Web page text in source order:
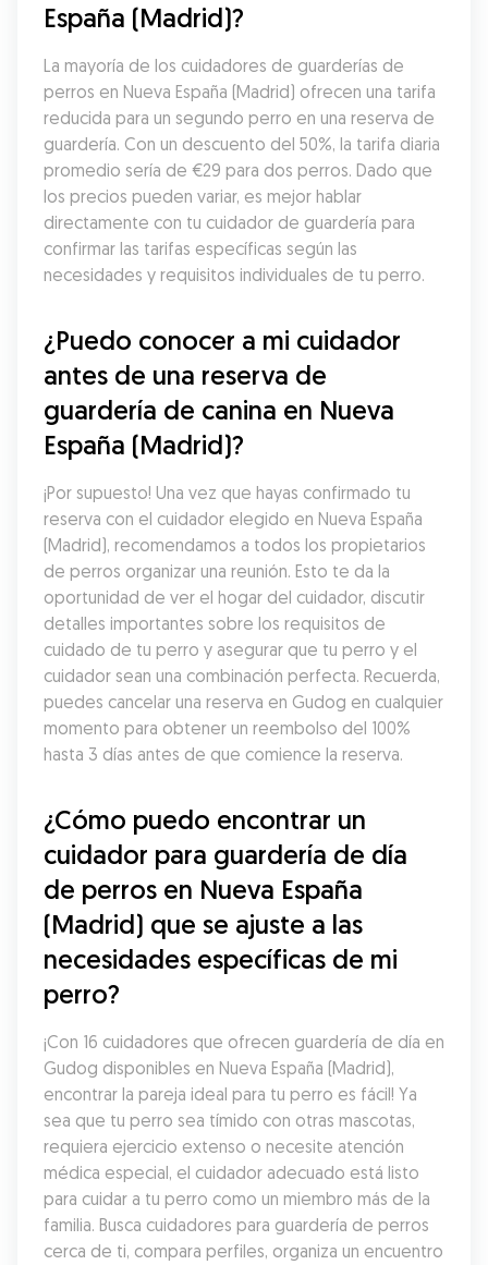
España (Madrid)?
La mayoría de los cuidadores de guarderías de
perros en Nueva España (Madrid) ofrecen una tarifa
reducida para un segundo perro en una reserva de
guardería. Con un descuento del 50%, la tarifa diaria
promedio sería de €29 para dos perros. Dado que
los precios pueden variar, es mejor hablar
directamente con tu cuidador de guardería para
confirmar las tarifas específicas según las
necesidades y requisitos individuales de tu perro.
¿Puedo conocer a mi cuidador
antes de una reserva de
guardería de canina en Nueva
España (Madrid)?
¡Por supuesto! Una vez que hayas confirmado tu
reserva con el cuidador elegido en Nueva España
(Madrid), recomendamos a todos los propietarios
de perros organizar una reunión. Esto te da la
oportunidad de ver el hogar del cuidador, discutir
detalles importantes sobre los requisitos de
cuidado de tu perro y asegurar que tu perro y el
cuidador sean una combinación perfecta. Recuerda,
puedes cancelar una reserva en Gudog en cualquier
momento para obtener un reembolso del 100%
hasta 3 días antes de que comience la reserva.
¿Cómo puedo encontrar un
cuidador para guardería de día
de perros en Nueva España
(Madrid) que se ajuste a las
necesidades específicas de mi
perro?
¡Con 16 cuidadores que ofrecen guardería de día en
Gudog disponibles en Nueva España (Madrid),
encontrar la pareja ideal para tu perro es fácil! Ya
sea que tu perro sea tímido con otras mascotas,
requiera ejercicio extenso o necesite atención
médica especial, el cuidador adecuado está listo
para cuidar a tu perro como un miembro más de la
familia. Busca cuidadores para guardería de perros
cerca de ti, compara perfiles, organiza un encuentro